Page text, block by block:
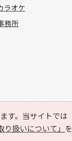
す。当サイトでは
扱いについて」 を
ラオケ
務所